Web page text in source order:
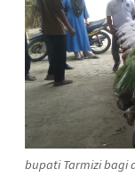
bupati Tarmizi bagi